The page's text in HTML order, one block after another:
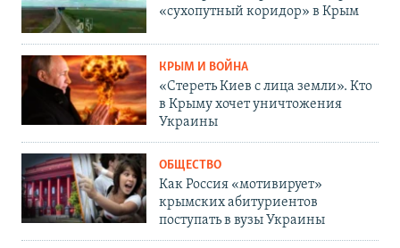
«сухопутный коридор» в Крым
КРЫМ И ВОЙНА
«Стереть Киев с лица земли». Кто
в Крыму хочет уничтожения
Украины
ОБЩЕСТВО
Как Россия «мотивирует»
крымских абитуриентов
поступать в вузы Украины